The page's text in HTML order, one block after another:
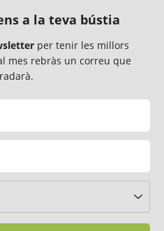
a la teva bústia
per tenir les millors
mes rebràs un correu que